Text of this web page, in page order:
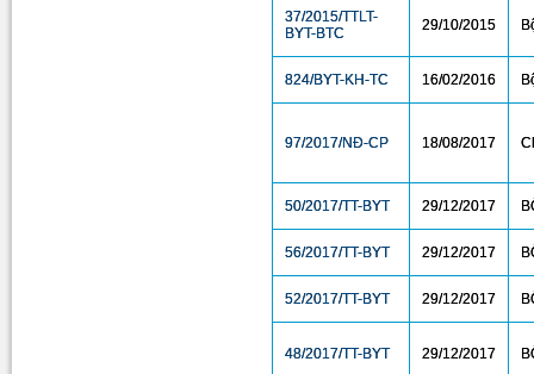
37/2015/TTLT-
BYT-BTC
29/10/2015
824/BYT-KH-TC 16/02/2016
97/2017/NĐ-CP 18/08/2017
50/2017/TT-BYT 29/12/2017
56/2017/TT-BYT 29/12/2017
52/2017/TT-BYT 29/12/2017
48/2017/TT-BYT 29/12/2017